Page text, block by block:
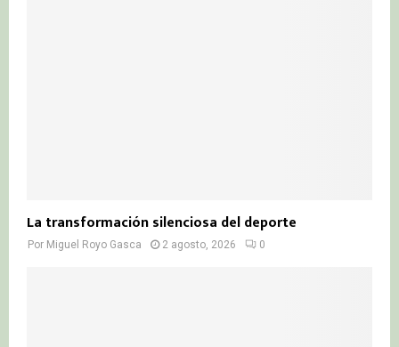
La transformación silenciosa del deporte
Por Miguel Royo Gasca 2 agosto, 2026 0